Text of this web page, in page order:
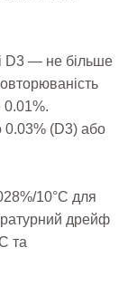
D3 — не більше
0.01%.
0.03% (D3) або
10°C для
дрейф
та